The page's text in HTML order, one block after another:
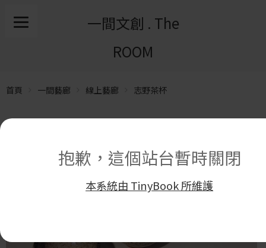
抱歉，這個站台暫時關閉
本系統由 TinyBook 所維護
一間文創 . The
ROOM
首頁 一間藝廊 線上藝廊 志野茶杯